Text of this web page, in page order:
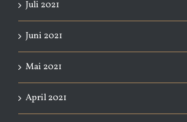
Juli 2021
Juni 2021
Mai 2021
April 2021